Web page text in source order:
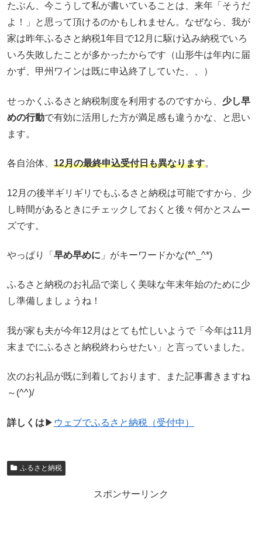
たぶん、今こうして私が書いていることは、来年「そうだ
よ！」と思って頂けるのかもしれません。なぜなら、我が
家は昨年ふるさと納税1年目で12月に駆け込み納税でいろ
いろ失敗したことが多かったからです（山形牛は年内に届
かず、甲州ワインは既に申込終了していた、、）
せっかくふるさと納税制度を利用するのですから、 少し早
めの行動で有効に活用した方が満足感も違うかな、と思い
ます。
各自治体、 12月の最終申込受付日も異なります。
12月の後半ギリギリでもふるさと納税は可能ですから、少
し時間があるときにチェックしておくと後々何かとスムー
ズです。
やっぱり「 早め早めに 」がキーワードかな(*^_^*)
ふるさと納税のお礼品で楽しく美味な年末年始のために少
し準備しましょうね！
我が家も夫が今年12月はとても忙しいようで「今年は11月
末までにふるさと納税終わらせたい」と言っていました。
次のお礼品が既に到着しております、また記事書きますね
～(^^)/
詳しくは ▶ ウェブでふるさと納税（受付中）
ふるさと納税
スポンサーリンク